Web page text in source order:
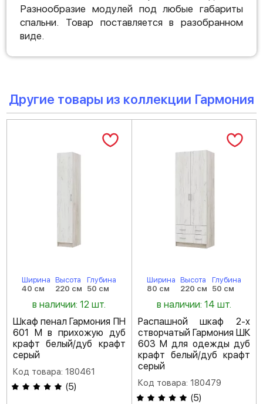
Разнообразие модулей под любые габариты
спальни. Товар поставляется в разобранном
виде.
Другие товары из коллекции Гармония
Ширина
40 см
Высота
220 см
Глубина
50 см
в наличии: 12 шт.
Шкаф пенал Гармония ПН
601 М в прихожую дуб
крафт белый/дуб крафт
серый
Код товара: 180461
(5)
Ширина
80 см
Высота
220 см
Глубина
50 см
в наличии: 14 шт.
Распашной шкаф 2-х
створчатый Гармония ШК
603 М для одежды дуб
крафт белый/дуб крафт
серый
Код товара: 180479
(5)